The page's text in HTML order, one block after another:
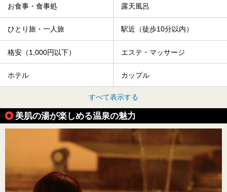
お食事・食事処 露天風呂
ひとり旅・一人旅 駅近（徒歩10分以内）
格安（1,000円以下） エステ・マッサージ
ホテル カップル
すべて表示する
美肌の湯が楽しめる温泉の魅力